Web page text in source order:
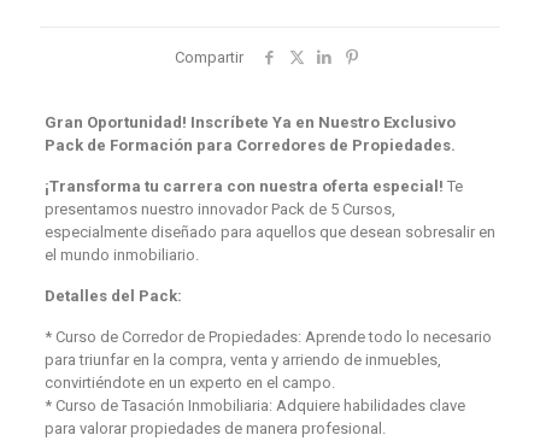
Compartir
Gran Oportunidad! Inscríbete Ya en Nuestro Exclusivo
Pack de Formación para Corredores de Propiedades.
¡Transforma tu carrera con nuestra oferta especial! Te
presentamos nuestro innovador Pack de 5 Cursos,
especialmente diseñado para aquellos que desean sobresalir en
el mundo inmobiliario.
Detalles del Pack:
* Curso de Corredor de Propiedades: Aprende todo lo necesario
para triunfar en la compra, venta y arriendo de inmuebles,
convirtiéndote en un experto en el campo.
* Curso de Tasación Inmobiliaria: Adquiere habilidades clave
para valorar propiedades de manera profesional.